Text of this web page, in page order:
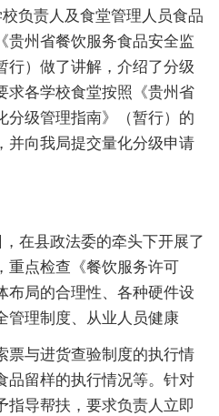
负责人及食堂管理人员食品
贵州省餐饮服务食品安全监
行）做了讲解，介绍了分级
求各学校食堂按照《贵州省
分级管理指南》（暂行）的
并向我局提交量化分级申请
在县政法委的牵头下开展了
重点检查《餐饮服务许可
布局的合理性、各种硬件设
管理制度、从业人员健康
与进货查验制度的执行情
品留样的执行情况等。针对
指导帮扶，要求负责人立即